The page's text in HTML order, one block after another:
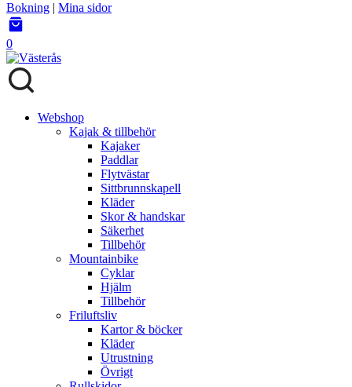
Bokning | Mina sidor
0
Webshop
Kajak & tillbehör
Kajaker
Paddlar
Flytvästar
Sittbrunnskapell
Kläder
Skor & handskar
Säkerhet
Tillbehör
Mountainbike
Cyklar
Hjälm
Tillbehör
Friluftsliv
Kartor & böcker
Kläder
Utrustning
Övrigt